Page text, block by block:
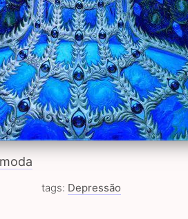
tags: Depressão